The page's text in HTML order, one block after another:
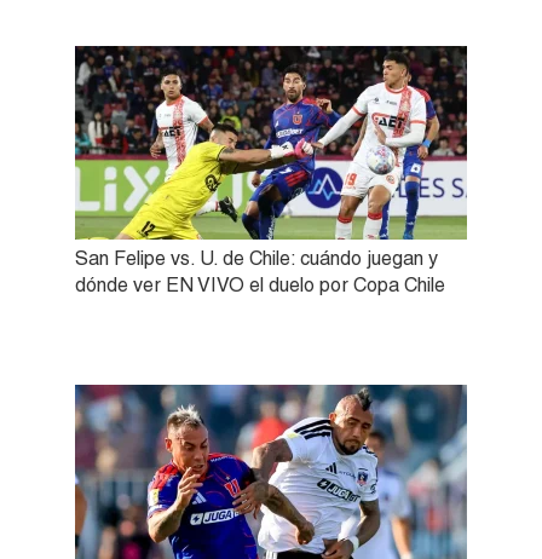
San Felipe vs. U. de Chile: cuándo juegan y
dónde ver EN VIVO el duelo por Copa Chile